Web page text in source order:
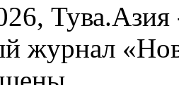
Тува.Азия
журнал